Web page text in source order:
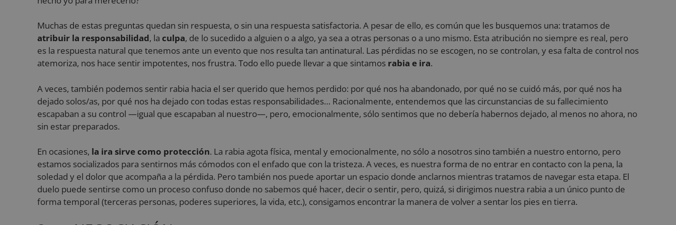
Muchas de estas preguntas quedan sin respuesta, o sin una respuesta satisfactoria. A pesar de ello, es común que les busquemos una: tratamos de
atribuir la responsabilidad, la culpa, de lo sucedido a alguien o a algo, ya sea a otras personas o a uno mismo. Esta atribución no siempre es real, pero
es la respuesta natural que tenemos ante un evento que nos resulta tan antinatural. Las pérdidas no se escogen, no se controlan, y esa falta de control nos
atemoriza, nos hace sentir impotentes, nos frustra. Todo ello puede llevar a que sintamos rabia e ira.
A veces, también podemos sentir rabia hacia el ser querido que hemos perdido: por qué nos ha abandonado, por qué no se cuidó más, por qué nos ha
dejado solos/as, por qué nos ha dejado con todas estas responsabilidades… Racionalmente, entendemos que las circunstancias de su fallecimiento
escapaban a su control —igual que escapaban al nuestro—, pero, emocionalmente, sólo sentimos que no debería habernos dejado, al menos no ahora, no
sin estar preparados.
En ocasiones, la ira sirve como protección. La rabia agota física, mental y emocionalmente, no sólo a nosotros sino también a nuestro entorno, pero
estamos socializados para sentirnos más cómodos con el enfado que con la tristeza. A veces, es nuestra forma de no entrar en contacto con la pena, la
soledad y el dolor que acompaña a la pérdida. Pero también nos puede aportar un espacio donde anclarnos mientras tratamos de navegar esta etapa. El
duelo puede sentirse como un proceso confuso donde no sabemos qué hacer, decir o sentir, pero, quizá, si dirigimos nuestra rabia a un único punto de
forma temporal (terceras personas, poderes superiores, la vida, etc.), consigamos encontrar la manera de volver a sentar los pies en tierra.
sbjs_current
.reyardid.org Sesión
Esta cookie se utiliza para rastrear las actividades e interacciones de los
usuarios en todo el sitio web para facilitar un mejor análisis y
comprensión de las fuentes de tráfico y el comportamiento del usuario.
.reyardid.org
Esta cookie se utiliza para rastrear las interacciones de los usuarios y la
migración entre diferentes páginas o secciones del sitio web para
sbjs_first
.reyardid.org Sesión
Esta cookie se utiliza para almacenar información sobre la primera
sesión del usuario en el sitio web. Rastrea detalles como la fuente de la
que vino el usuario, el camino que tomaron, el motor de búsqueda y la
palabra clave fueron utilizados, y su ubicación en el momento de la
primera visita. Esta información se utiliza para analizar y mejorar el
sbjs_udata
.reyardid.org Sesión
Esta cookie se utiliza para almacenar datos específicos del usuario para
ayudar a supervisar y analizar la eficacia de las campañas publicitarias y
optimizar la experiencia del usuario en el sitio web.
sbjs_session
.reyardid.org
29 minutos
54 segundos
Esta cookie se utiliza para rastrear la actividad y las sesiones del usuario
para mejorar el rendimiento y la usabilidad del sitio web, ayudando a
comprender cómo interactúan los visitantes con el sitio web.